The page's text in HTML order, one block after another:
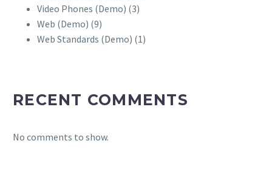
Video Phones (Demo) (3)
Web (Demo) (9)
Web Standards (Demo) (1)
RECENT COMMENTS
No comments to show.